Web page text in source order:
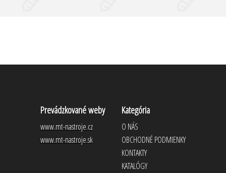
Prevádzkované weby
www.mt-nastroje.cz
www.mt-nastroje.sk
Kategória
O NÁS
OBCHODNÉ PODMIENKY
KONTAKTY
KATALÓGY